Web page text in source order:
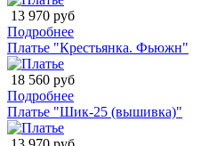
13 970 руб
Подробнее
Платье "Крестьянка. Фьюжн"
18 560 руб
Подробнее
Платье "Шик-25 (вышивка)"